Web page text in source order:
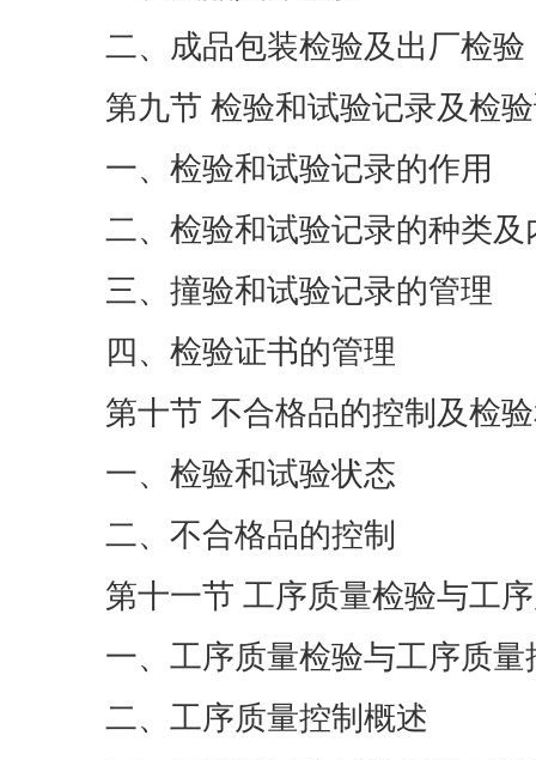
二、成品包装检验及出厂检验
第九节 检验和试验记录及检
一、检验和试验记录的作用
二、检验和试验记录的种类及
三、撞验和试验记录的管理
四、检验证书的管理
第十节 不合格品的控制及检
一、检验和试验状态
二、不合格品的控制
第十一节 工序质量检验与工
一、工序质量检验与工序质量
二、工序质量控制概述